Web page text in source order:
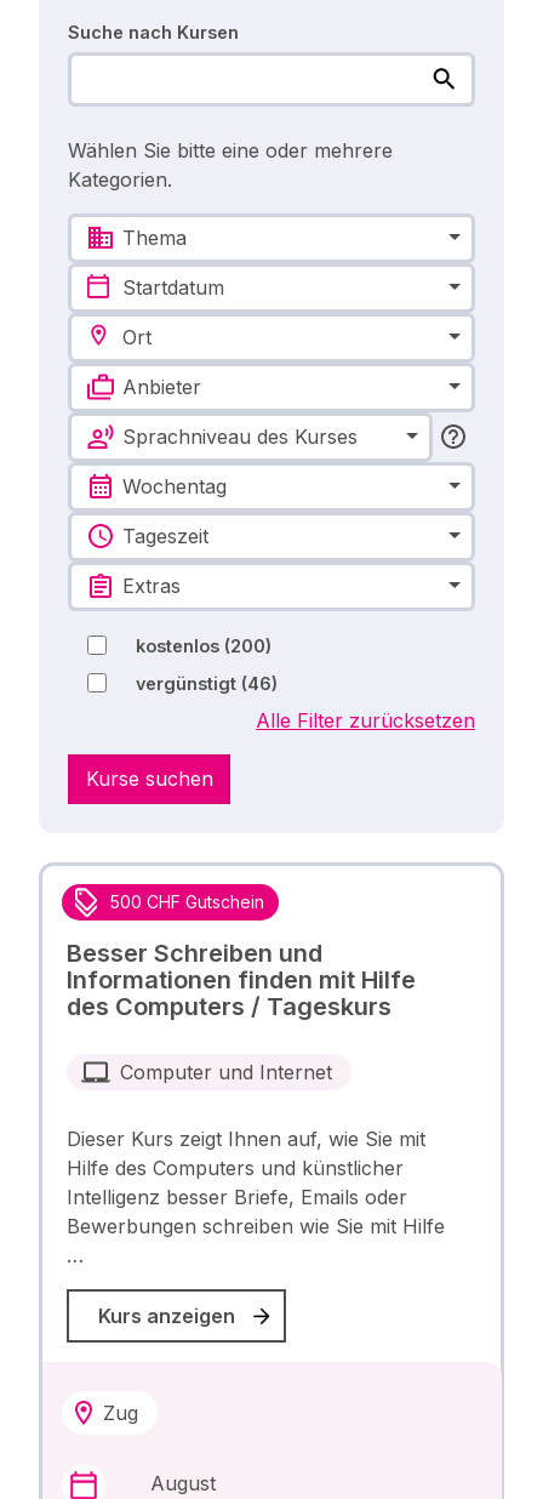
Suche nach Kursen
Wählen Sie bitte eine oder mehrere
Kategorien.
Thema
Startdatum
Ort
Anbieter
Sprachniveau des Kurses
Wochentag
Tageszeit
Extras
kostenlos (200)
vergünstigt (46)
Alle Filter zurücksetzen
Kurse suchen
500 CHF Gutschein
Besser Schreiben und
Informationen finden mit Hilfe
des Computers / Tageskurs
Computer und Internet
Dieser Kurs zeigt Ihnen auf, wie Sie mit
Hilfe des Computers und künstlicher
Intelligenz besser Briefe, Emails oder
Bewerbungen schreiben wie Sie mit Hilfe
…
Kurs anzeigen
Zug
August